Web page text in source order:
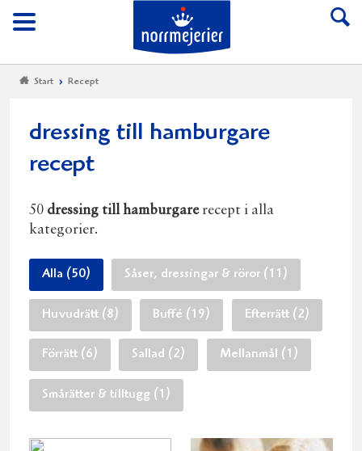
Meny
Till Norrmejerier
Start Recept
dressing till hamburgare
recept
50 dressing till hamburgarerecept i alla
kategorier.
Alla (50) Såser, dressingar & röror (11)
Huvudrätt (8) Buffé (19) Efterrätt (2)
Förrätt (6) Sallad (2) Mellanmål (1)
Smårätter & tilltugg (1)